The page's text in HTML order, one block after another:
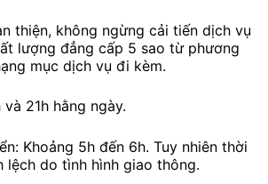
thiện, không ngừng cải tiến dịch vụ
lượng đẳng cấp 5 sao từ phương
mục dịch vụ đi kèm.
21h hằng ngày.
Khoảng 5h đến 6h. Tuy nhiên thời
lệch do tình hình giao thông.